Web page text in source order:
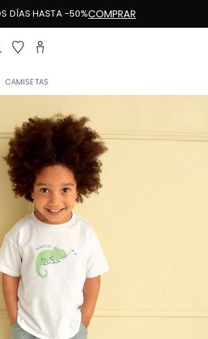
DÍAS HASTA -50%COMPRAR
CAMISETAS